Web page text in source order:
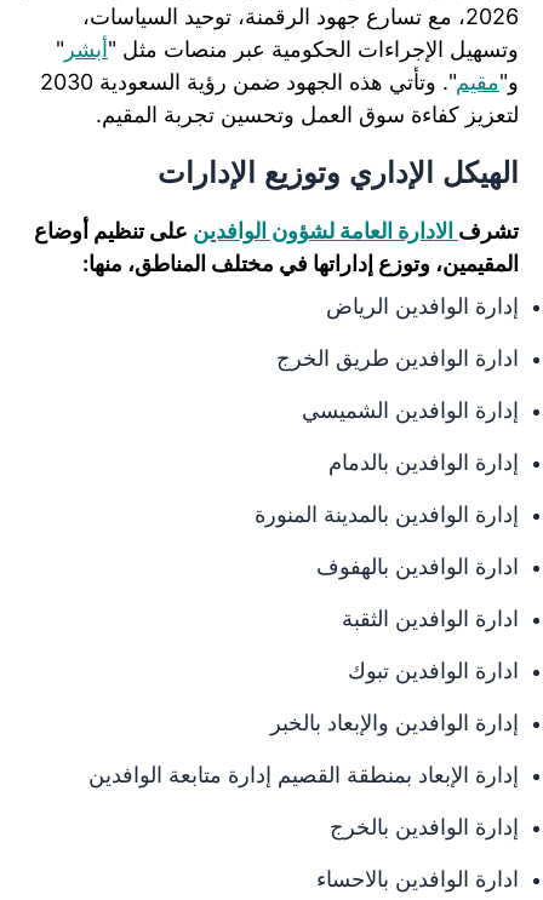
2026، مع تسارع جهود الرقمنة، توحيد السياسات،
وتسهيل الإجراءات الحكومية عبر منصات مثل "أبشر "
و"مقيم
". وتأتي هذه الجهود ضمن رؤية السعودية 2030
لتعزيز كفاءة سوق العمل وتحسين تجربة المقيم.
الهيكل الإداري وتوزيع الإدارات
تشرف الادارة العامة لشؤون الوافدين على تنظيم أوضاع
المقيمين، وتوزع إداراتها في مختلف المناطق، منها:
إدارة الوافدين الرياض
ادارة الوافدين طريق الخرج
إدارة الوافدين الشميسي
إدارة الوافدين بالدمام
إدارة الوافدين بالمدينة المنورة
ادارة الوافدين بالهفوف
ادارة الوافدين الثقبة
ادارة الوافدين تبوك
إدارة الوافدين والإبعاد بالخبر
إدارة الإبعاد بمنطقة القصيم إدارة متابعة الوافدين
إدارة الوافدين بالخرج
ادارة الوافدين بالاحساء